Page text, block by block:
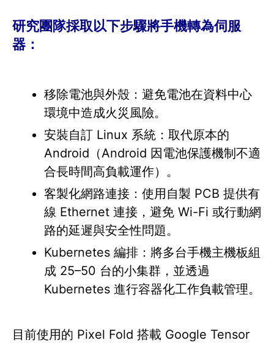
研究團隊採取以下步驟將手機轉為伺服
器：
移除電池與外殼：避免電池在資料中心
環境中造成火災風險。
安裝自訂 Linux 系統：取代原本的
Android（Android 因電池保護機制不適
合長時間高負載運作）。
客製化網路連接：使用自製 PCB 提供有
線 Ethernet 連接，避免 Wi-Fi 或行動網
路的延遲與安全性問題。
Kubernetes 編排：將多台手機主機板組
成 25–50 台的小集群，並透過
Kubernetes 進行容器化工作負載管理。
目前使用的 Pixel Fold 搭載 Google Tensor